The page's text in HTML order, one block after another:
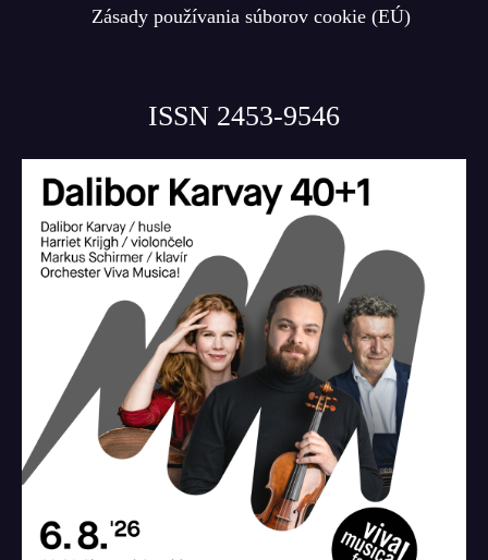
Zásady používania súborov cookie (EÚ)
ISSN 2453-9546